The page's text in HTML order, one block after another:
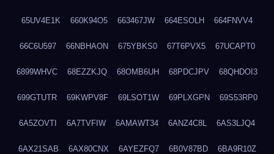
65UV4E1K 660K94O5 663467JW 664ESOLH 664FNVV4
66C6U597 66NBHAON 675YBKS0 67T6PVX5 67UCAPT0
6899WHVC 68EZZKJQ 68OMB6UH 68PDCJPV 68QHDOI3
699GTUTR 69KWPV8F 69LSOT1W 69PLXGPN 69S53RP0
6A5ZOVTI 6A7TVFIW 6AMAWT34 6ANZ4C8L 6AS3LJQ4
6AX21SAB 6AX80CNX 6AYEZFQ7 6B0V87BD 6BA9R10Z